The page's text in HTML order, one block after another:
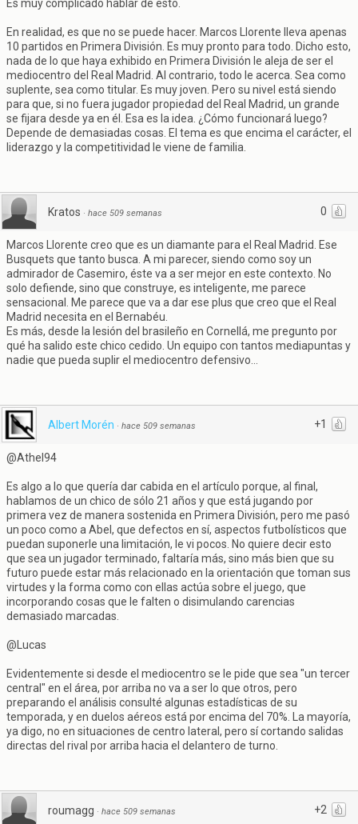
Es muy complicado hablar de esto.
En realidad, es que no se puede hacer. Marcos Llorente lleva apenas
10 partidos en Primera División. Es muy pronto para todo. Dicho esto,
nada de lo que haya exhibido en Primera División le aleja de ser el
mediocentro del Real Madrid. Al contrario, todo le acerca. Sea como
suplente, sea como titular. Es muy joven. Pero su nivel está siendo
para que, si no fuera jugador propiedad del Real Madrid, un grande
se fijara desde ya en él. Esa es la idea. ¿Cómo funcionará luego?
Depende de demasiadas cosas. El tema es que encima el carácter, el
liderazgo y la competitividad le viene de familia.
0
Kratos · hace 509 semanas
Marcos Llorente creo que es un diamante para el Real Madrid. Ese
Busquets que tanto busca. A mi parecer, siendo como soy un
admirador de Casemiro, éste va a ser mejor en este contexto. No
solo defiende, sino que construye, es inteligente, me parece
sensacional. Me parece que va a dar ese plus que creo que el Real
Madrid necesita en el Bernabéu.
Es más, desde la lesión del brasileño en Cornellá, me pregunto por
qué ha salido este chico cedido. Un equipo con tantos mediapuntas y
nadie que pueda suplir el mediocentro defensivo...
+1
Albert Morén · hace 509 semanas
@Athel94
Es algo a lo que quería dar cabida en el artículo porque, al final,
hablamos de un chico de sólo 21 años y que está jugando por
primera vez de manera sostenida en Primera División, pero me pasó
un poco como a Abel, que defectos en sí, aspectos futbolísticos que
puedan suponerle una limitación, le vi pocos. No quiere decir esto
que sea un jugador terminado, faltaría más, sino más bien que su
futuro puede estar más relacionado en la orientación que toman sus
virtudes y la forma como con ellas actúa sobre el juego, que
incorporando cosas que le falten o disimulando carencias
demasiado marcadas.
@Lucas
Evidentemente si desde el mediocentro se le pide que sea "un tercer
central" en el área, por arriba no va a ser lo que otros, pero
preparando el análisis consulté algunas estadísticas de su
temporada, y en duelos aéreos está por encima del 70%. La mayoría,
ya digo, no en situaciones de centro lateral, pero sí cortando salidas
directas del rival por arriba hacia el delantero de turno.
+2
roumagg · hace 509 semanas